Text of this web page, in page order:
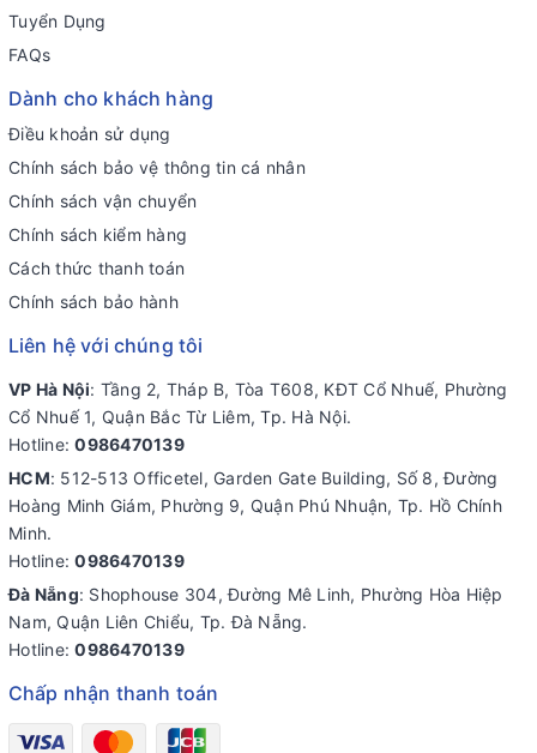
Tuyển Dụng
FAQs
Dành cho khách hàng
Điều khoản sử dụng
Chính sách bảo vệ thông tin cá nhân
Chính sách vận chuyển
Chính sách kiểm hàng
Cách thức thanh toán
Chính sách bảo hành
Liên hệ với chúng tôi
VP Hà Nội: Tầng 2, Tháp B, Tòa T608, KĐT Cổ Nhuế, Phường
Cổ Nhuế 1, Quận Bắc Từ Liêm, Tp. Hà Nội.
Hotline:0986470139
HCM: 512-513 Officetel, Garden Gate Building, Số 8, Đường
Hoàng Minh Giám, Phường 9, Quận Phú Nhuận, Tp. Hồ Chính
Minh.
Hotline:0986470139
Đà Nẵng: Shophouse 304, Đường Mê Linh, Phường Hòa Hiệp
Nam, Quận Liên Chiểu, Tp. Đà Nẵng.
Hotline:0986470139
Chấp nhận thanh toán